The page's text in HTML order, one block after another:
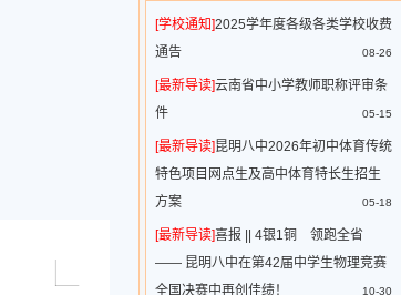
[学校通知]2025学年度各级各类学校收费
通告
08-26
[最新导读]云南省中小学教师职称评审条
件
05-15
[最新导读]昆明八中2026年初中体育传统
特色项目网点生及高中体育特长生招生
方案
05-18
[最新导读]喜报 || 4银1铜 领跑全省
—— 昆明八中在第42届中学生物理竞赛
全国决赛中再创佳绩！
10-30